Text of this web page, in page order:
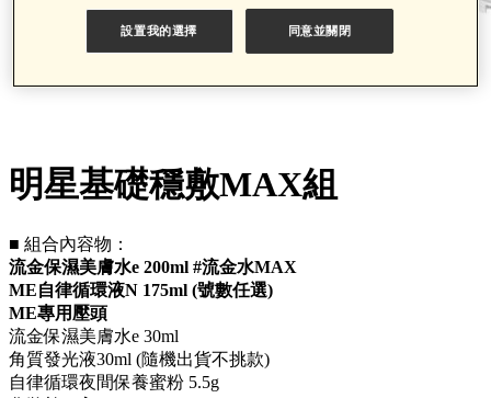
明星基礎穩敷MAX組
■ 組合內容物：
流金保濕美膚水e 200ml #流金水MAX
ME自律循環液N 175ml (號數任選)
ME專用壓頭
流金保濕美膚水e 30ml
角質發光液30ml (隨機出貨不挑款)
自律循環夜間保養蜜粉 5.5g
設置我的選擇 同意並關閉